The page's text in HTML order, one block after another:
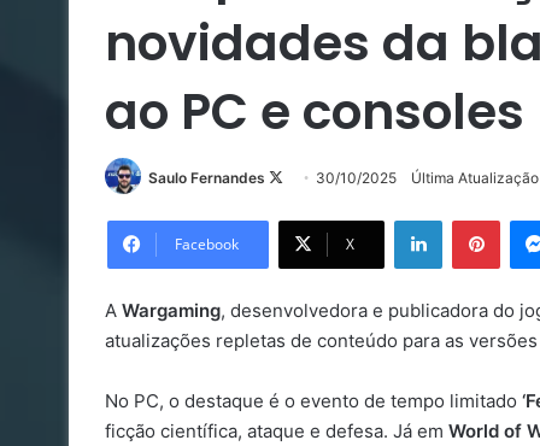
novidades da
ao PC e consoles
Saulo Fernandes
Follow30/10/2025 Última
Facebook X
Linkedin
A Wargaming, desenvolvedora e publicadora do
atualizações repletas de conteúdo para as
No PC, o destaque é o evento de tempo limitado
ficção científica, ataque e defesa. Já em World of